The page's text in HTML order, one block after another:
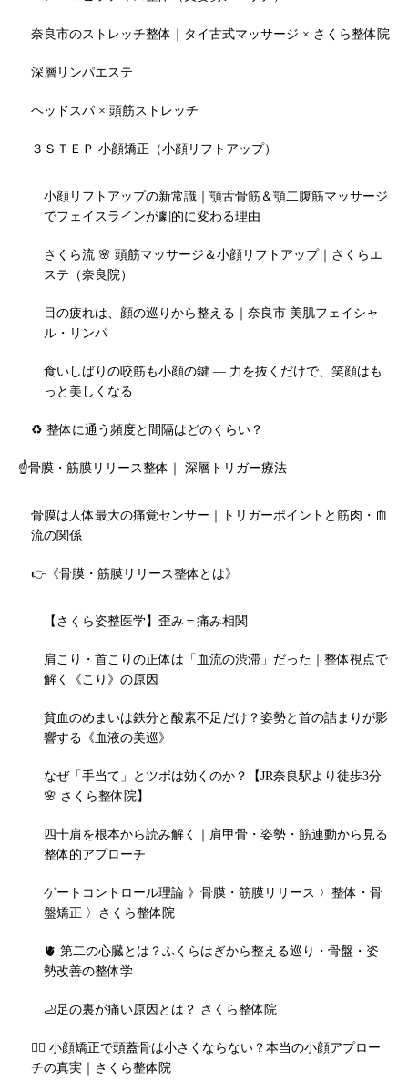
奈良市のストレッチ整体｜タイ古式マッサージ × さくら整体院
深層リンパエステ
ヘッドスパ × 頭筋ストレッチ
３ＳＴＥＰ 小顔矯正（小顔リフトアップ）
小顔リフトアップの新常識｜顎舌骨筋＆顎二腹筋マッサージ
でフェイスラインが劇的に変わる理由
さくら流 🌸 頭筋マッサージ＆小顔リフトアップ｜さくらエ
ステ（奈良院）
目の疲れは、顔の巡りから整える｜奈良市 美肌フェイシャ
ル・リンパ
食いしばりの咬筋も小顔の鍵 — 力を抜くだけで、笑顔はも
っと美しくなる
♻️ 整体に通う頻度と間隔はどのくらい？
☝️骨膜・筋膜リリース整体｜ 深層トリガー療法
骨膜は人体最大の痛覚センサー｜トリガーポイントと筋肉・血
流の関係
👉《骨膜・筋膜リリース整体とは》
【さくら姿整医学】歪み＝痛み相関
肩こり・首こりの正体は「血流の渋滞」だった｜整体視点で
解く《こり》の原因
貧血のめまいは鉄分と酸素不足だけ？姿勢と首の詰まりが影
響する《血液の美巡》
なぜ「手当て」とツボは効くのか？【JR奈良駅より徒歩3分
🌸 さくら整体院】
四十肩を根本から読み解く｜肩甲骨・姿勢・筋連動から見る
整体的アプローチ
ゲートコントロール理論 》骨膜・筋膜リリース 〉整体・骨
盤矯正 〉さくら整体院
🫀 第二の心臓とは？ふくらはぎから整える巡り・骨盤・姿
勢改善の整体学
🦶足の裏が痛い原因とは？ さくら整体院
💆‍♀️ 小顔矯正で頭蓋骨は小さくならない？本当の小顔アプロー
チの真実｜さくら整体院